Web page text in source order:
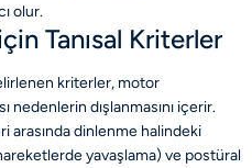
olur.
Tanısal Kriterler
kriterler, motor
nedenlerin dışlanmasını içerir.
arasında dinlenme halindeki
yavaşlama) ve postüral